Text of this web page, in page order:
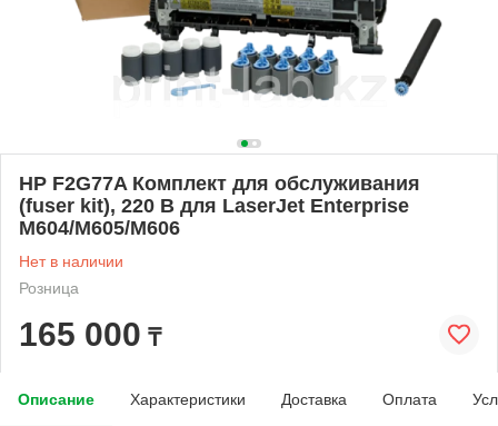
HP F2G77A Комплект для обслуживания
(fuser kit), 220 В для LaserJet Enterprise
M604/M605/M606
Нет в наличии
Розница
165 000 ₸
Описание Характеристики Доставка Оплата